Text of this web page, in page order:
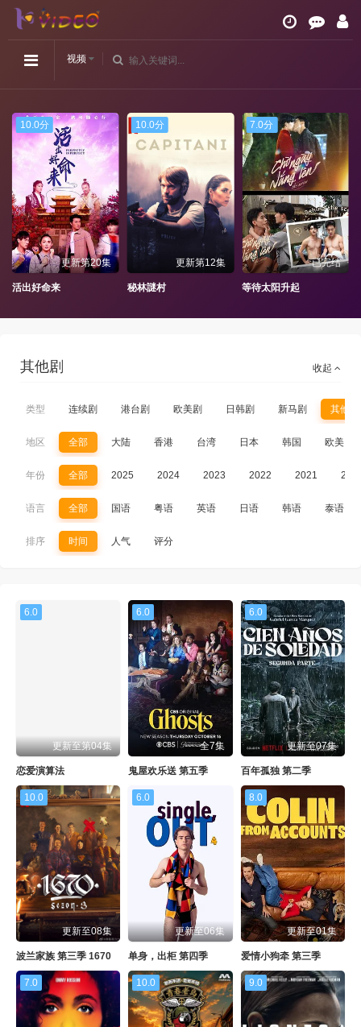
视频
10.0分
更新第20集
活出好命来
10.0分
更新第12集
秘林謎村
7.0分
已完结
等待太阳升起
收起
其他剧
类型 连续剧 港台剧 欧美剧 日韩剧 新马剧 其他剧
地区 全部 大陆 香港 台湾 日本 韩国 欧美
年份 全部 2025 2024 2023 2022 2021
语言 全部 国语 粤语 英语 日语 韩语 泰语
排序 时间 人气 评分
6.0
更新至第04集
恋爱演算法
6.0
全7集
鬼屋欢乐送 第五季
6.0
更新至07集
百年孤独 第二季
10.0
更新至08集
波兰家族 第三季 1670
6.0
更新至06集
单身，出柜 第四季
8.0
更新至01集
爱情小狗牵 第三季
7.0 10.0 9.0